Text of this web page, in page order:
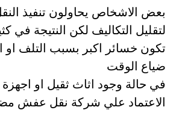
بعض الاشخاص يحاولون تنفيذ
لتقليل التكاليف لكن النتيجة في
تكون خسائر اكبر بسبب التلف او
ضياع الوقت
في حالة وجود اثاث ثقيل او
الاعتماد علي شركة نقل عفش